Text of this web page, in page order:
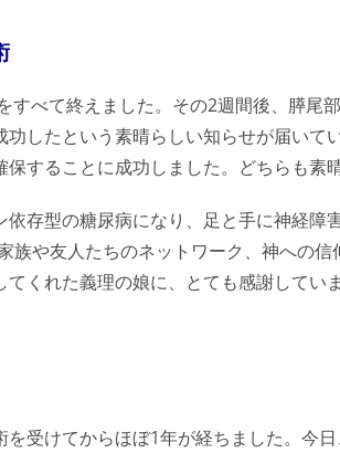
すべて終えました。その2週間後、膵尾
したという素晴らしい知らせが届いて
することに成功しました。どちらも素
存型の糖尿病になり、足と手に神経障
族や友人たちのネットワーク、神への
くれた義理の娘に、とても感謝していま
受けてからほぼ1年が経ちました。今